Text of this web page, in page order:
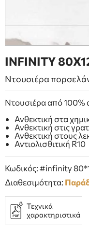
ΤΖΑΚΙ
INFINITY
Ντουσιέρα
Ντουσιέρα από 100%
Ανθεκτική στα
Ανθεκτική στις
Ανθεκτική στους
Αντιολισθιτική R10
Κωδικός: #infinity
Διαθεσιμότητα:
Τεχνικά
χαρακτηριστικά